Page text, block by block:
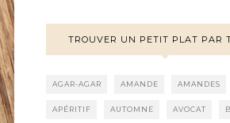
TROUVER UN PETIT PLAT PAR
AGAR-AGAR AMANDE AMANDES
APÉRITIF AUTOMNE AVOCAT